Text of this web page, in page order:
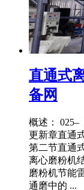
直通式
备网
概述： 025–
更新章直通
第二节直通
离心磨粉机
磨粉机节能
通磨中的 ...